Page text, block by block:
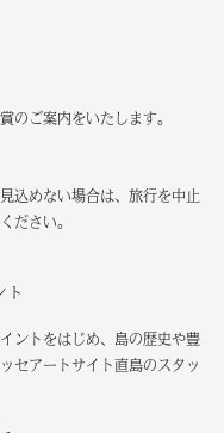
のご案内をいたします。
込めない場合は、旅行を中止
ださい。
ト
ントをはじめ、島の歴史や豊
セアートサイト直島のスタッ